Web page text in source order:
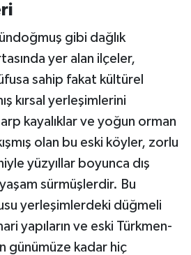
gibi dağlık
yer alan ilçeler,
sahip fakat kültürel
kırsal yerleşimlerini
kayalıklar ve yoğun orman
olan bu eski köyler, zorlu
yüzyıllar boyunca dış
sürmüşlerdir. Bu
yerleşimlerdeki düğmeli
yapıların ve eski Türkmen-
günümüze kadar hiç